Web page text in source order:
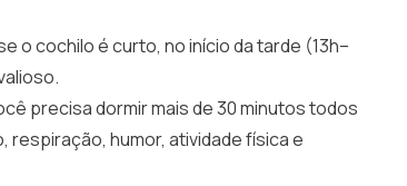
o cochilo é curto, no início da tarde (13h–
precisa dormir mais de 30 minutos todos
respiração, humor, atividade física e